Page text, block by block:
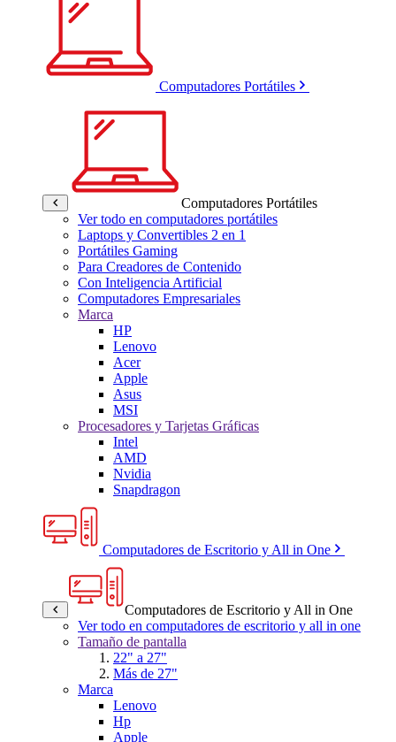
Computadores Portátiles
Computadores Portátiles
Ver todo en computadores portátiles
Laptops y Convertibles 2 en 1
Portátiles Gaming
Para Creadores de Contenido
Con Inteligencia Artificial
Computadores Empresariales
Marca
HP
Lenovo
Acer
Apple
Asus
MSI
Procesadores y Tarjetas Gráficas
Intel
AMD
Nvidia
Snapdragon
Computadores de Escritorio y All in One
Computadores de Escritorio y All in One
Ver todo en computadores de escritorio y all in one
Tamaño de pantalla
22" a 27"
Más de 27"
Marca
Lenovo
Hp
Apple